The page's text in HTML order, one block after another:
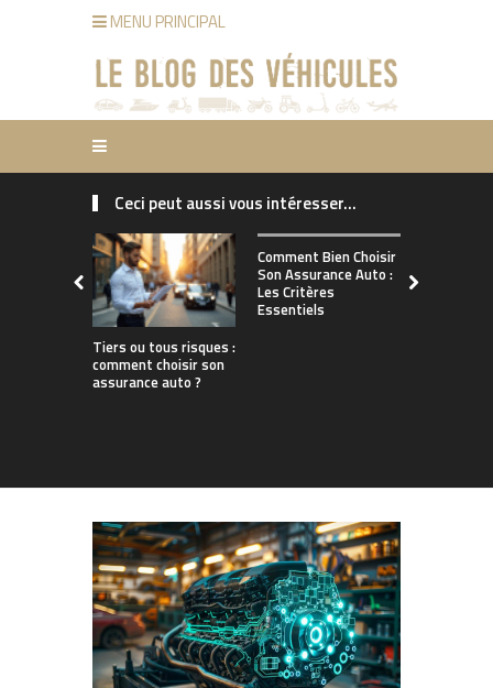
MENU PRINCIPAL
Ceci peut aussi vous intéresser...
Tiers ou tous risques :
comment choisir son
assurance auto ?
Comment Bien Choisir
Son Assurance Auto :
Les Critères
Essentiels